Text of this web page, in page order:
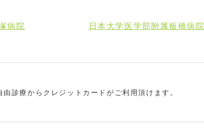
病院 日本大学医学部附属板橋病院
由診療からクレジットカードがご利用頂けます。